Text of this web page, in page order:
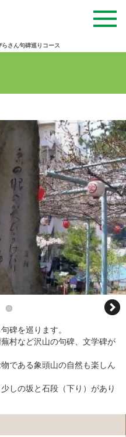
らさん句碑巡りコース
碑を巡ります。
村など沢山の句碑、文学碑が
である象頭山の自然も楽しん
しの坂と石段（下り）があり